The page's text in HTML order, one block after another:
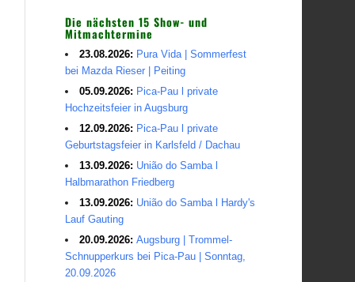
Die nächsten 15 Show- und
Mitmachtermine
23.08.2026: Pura Vida | Sommerfest
bei Mazda Rieser | Peiting
05.09.2026: Pica-Pau l private
Hochzeitsfeier in Augsburg
12.09.2026: Pica-Pau l private
Geburtstagsfeier in Karlsfeld / Dachau
13.09.2026: União do Samba l
Halbmarathon Friedberg
13.09.2026: União do Samba l Hardy's
Lauf Gauting
20.09.2026:Augsburg | Trommel-
Schnupperkurs bei Pica-Pau | Sonntag,
20.09.2026